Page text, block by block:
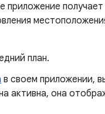
план.
в своем приложении,
активна, она